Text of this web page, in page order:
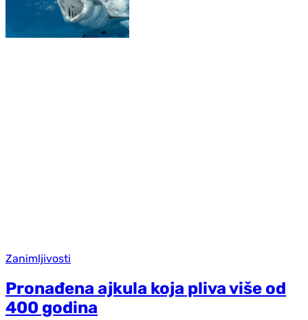
Zanimljivosti
Pronađena ajkula koja pliva više od
400 godina